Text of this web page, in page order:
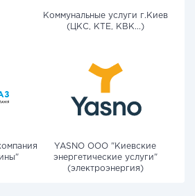
Коммунальные услуги г.Киев
(ЦКС, КТЕ, КВК...)
YASNO OOO "Киевские
энергетические услуги"
(электроэнергия)